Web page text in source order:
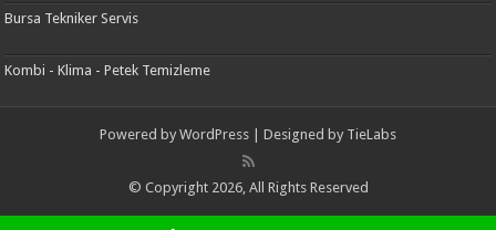
Bursa Tekniker Servis
Kombi - Klima - Petek Temizleme
Powered by WordPress | Designed by TieLabs
© Copyright 2026, All Rights Reserved